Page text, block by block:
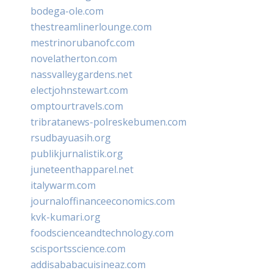
bodega-ole.com
thestreamlinerlounge.com
mestrinorubanofc.com
novelatherton.com
nassvalleygardens.net
electjohnstewart.com
omptourtravels.com
tribratanews-polreskebumen.com
rsudbayuasih.org
publikjurnalistik.org
juneteenthapparel.net
italywarm.com
journaloffinanceeconomics.com
kvk-kumari.org
foodscienceandtechnology.com
scisportsscience.com
addisababacuisineaz.com